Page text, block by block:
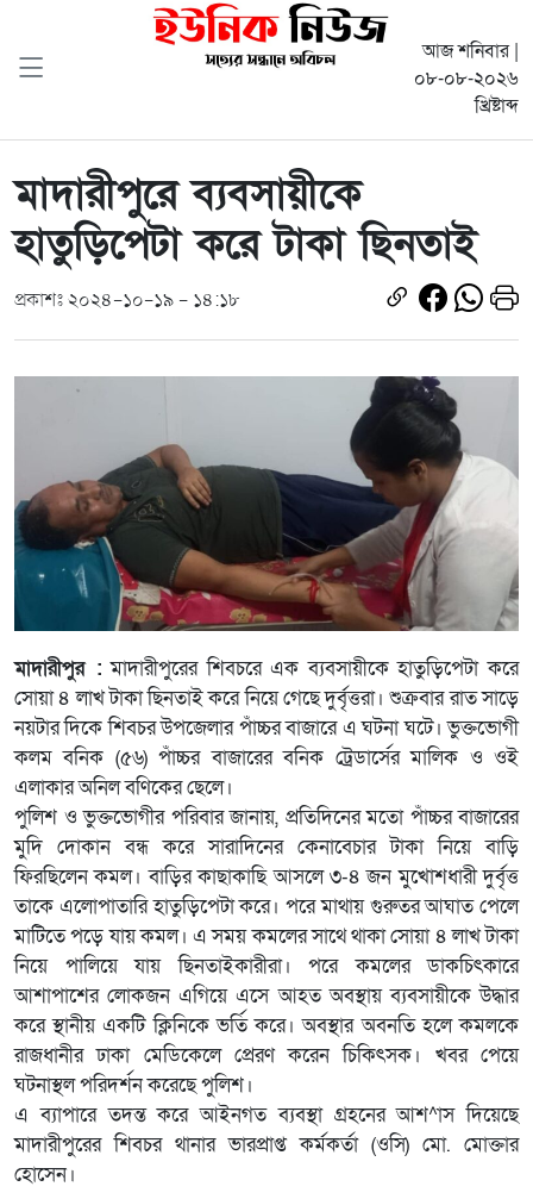
আজ শনিবার |
০৮-০৮-২০২৬
খ্রিষ্টাব্দ
মাদারীপুরে ব্যবসায়ীকে
হাতুড়িপেটা করে টাকা ছিনতাই
প্রকাশঃ ২০২৪-১০-১৯ - ১৪:১৮
মাদারীপুর : মাদারীপুরের শিবচরে এক ব্যবসায়ীকে হাতুড়িপেটা করে
সোয়া ৪ লাখ টাকা ছিনতাই করে নিয়ে গেছে দুর্বৃত্তরা। শুক্রবার রাত সাড়ে
নয়টার দিকে শিবচর উপজেলার পাঁচ্চর বাজারে এ ঘটনা ঘটে। ভুক্তভোগী
কলম বনিক (৫৬) পাঁচ্চর বাজারের বনিক ট্রেডার্সের মালিক ও ওই
এলাকার অনিল বণিকের ছেলে।
পুলিশ ও ভুক্তভোগীর পরিবার জানায়, প্রতিদিনের মতো পাঁচ্চর বাজারের
মুদি দোকান বন্ধ করে সারাদিনের কেনাবেচার টাকা নিয়ে বাড়ি
ফিরছিলেন কমল। বাড়ির কাছাকাছি আসলে ৩-৪ জন মুখোশধারী দুর্বৃত্ত
তাকে এলোপাতারি হাতুড়িপেটা করে। পরে মাথায় গুরুতর আঘাত পেলে
মাটিতে পড়ে যায় কমল। এ সময় কমলের সাথে থাকা সোয়া ৪ লাখ টাকা
নিয়ে পালিয়ে যায় ছিনতাইকারীরা। পরে কমলের ডাকচিৎকারে
আশাপাশের লোকজন এগিয়ে এসে আহত অবস্থায় ব্যবসায়ীকে উদ্ধার
করে স্থানীয় একটি ক্লিনিকে ভর্তি করে। অবস্থার অবনতি হলে কমলকে
রাজধানীর ঢাকা মেডিকেলে প্রেরণ করেন চিকিৎসক। খবর পেয়ে
ঘটনাস্থল পরিদর্শন করেছে পুলিশ।
এ ব্যাপারে তদন্ত করে আইনগত ব্যবস্থা গ্রহনের আশ^াস দিয়েছে
মাদারীপুরের শিবচর থানার ভারপ্রাপ্ত কর্মকর্তা (ওসি) মো. মোক্তার
হোসেন।